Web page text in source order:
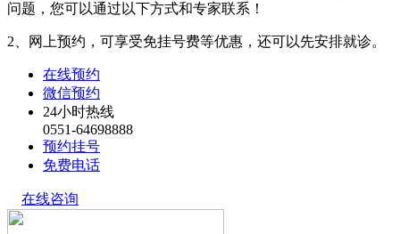
问题，您可以通过以下方式和专家联系！
2、网上预约，可享受免挂号费等优惠，还可以先安排就诊。
在线预约
微信预约
24小时热线
0551-64698888
预约挂号
免费电话
在线咨询